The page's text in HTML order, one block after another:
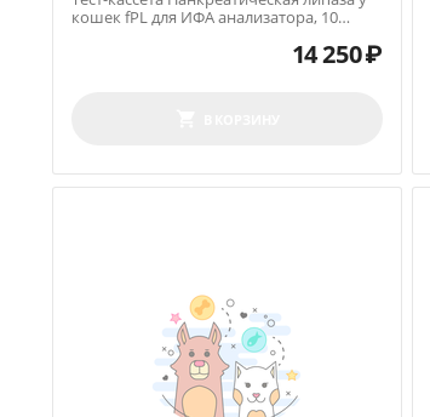
кошек fPL для ИФА анализатора, 10
14 250₽